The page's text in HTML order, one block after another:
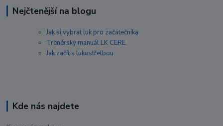
Nejčtenější na blogu
Jak si vybrat luk pro začátečníka
Trenérský manuál LK CERE
Jak začít s lukostřelbou
Kde nás najdete